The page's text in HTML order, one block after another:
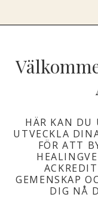
HÄR KAN DU
UTVECKLA
FÖR ATT
GEMENSKAP
DIG NÅ